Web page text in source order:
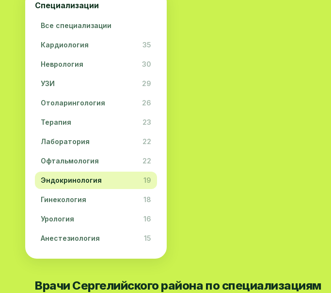
Специализации
Все специализации
Кардиология 35
Неврология 30
УЗИ 29
Отоларингология 26
Терапия 23
Лаборатория 22
Офтальмология 22
Эндокринология 19
Гинекология 18
Урология 16
Анестезиология 15
Дерматология 15
Врачи Сергелийского района по специализациям